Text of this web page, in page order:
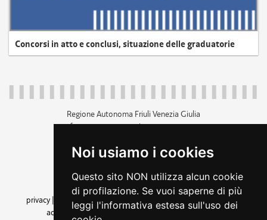
Noi usiamo i cookies
Questo sito NON utilizza alcun cookie
di profilazione. Se vuoi saperne di più
leggi l'informativa estesa sull'uso dei
Concorsi in atto e conclusi, situazione delle graduatorie
Regione Autonoma Friuli Venezia Giulia
c.f. 80014930327; p.iva 00526040324
+39 040 3771111
amministrazione trasparente
privacy
cookie |note legali accessibilità
dichiarazione di
accessibilità| feedback cambio preferenze cookie